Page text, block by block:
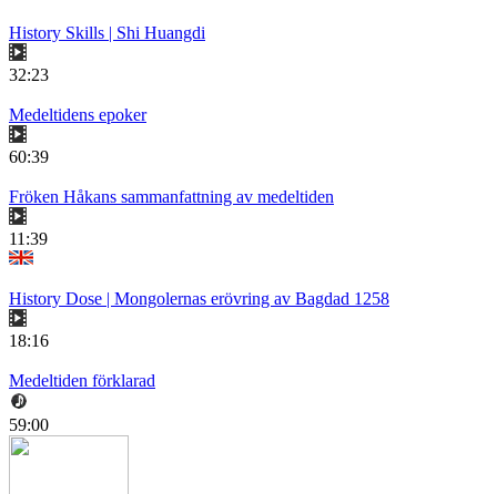
History Skills | Shi Huangdi
32:23
Medeltidens epoker
60:39
Fröken Håkans sammanfattning av medeltiden
11:39
History Dose | Mongolernas erövring av Bagdad 1258
18:16
Medeltiden förklarad
59:00